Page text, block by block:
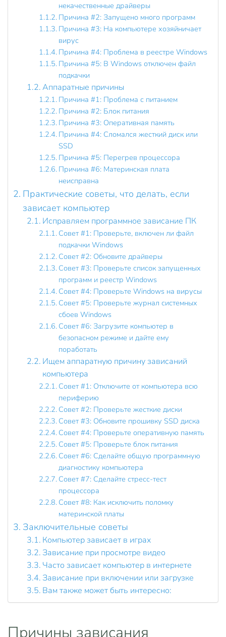
некачественные драйверы
Причина #2: Запущено много программ
Причина #3: На компьютере хозяйничает
вирус
Причина #4: Проблема в реестре Windows
Причина #5: В Windows отключен файл
подкачки
Аппаратные причины
Причина #1: Проблема с питанием
Причина #2: Блок питания
Причина #3: Оперативная память
Причина #4: Сломался жесткий диск или
SSD
Причина #5: Перегрев процессора
Причина #6: Материнская плата
неисправна
Практические советы, что делать, если
зависает компьютер
Исправляем программное зависание ПК
Совет #1: Проверьте, включен ли файл
подкачки Windows
Совет #2: Обновите драйверы
Совет #3: Проверьте список запущенных
программ и реестр Windows
Совет #4: Проверьте Windows на вирусы
Совет #5: Проверьте журнал системных
сбоев Windows
Совет #6: Загрузите компьютер в
безопасном режиме и дайте ему
поработать
Ищем аппаратную причину зависаний
компьютера
Совет #1: Отключите от компьютера всю
периферию
Совет #2: Проверьте жесткие диски
Совет #3: Обновите прошивку SSD диска
Совет #4: Проверьте оперативную память
Совет #5: Проверьте блок питания
Совет #6: Сделайте общую программную
диагностику компьютера
Совет #7: Сделайте стресс-тест
процессора
Совет #8: Как исключить поломку
материнской платы
Заключительные советы
Компьютер зависает в играх
Зависание при просмотре видео
Часто зависает компьютер в интернете
Зависание при включении или загрузке
Вам также может быть интересно:
Причины зависания